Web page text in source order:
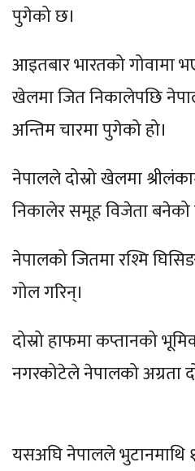
पुगेको छ।
आइतबार भारतको गोवामा
खेलमा जित निकालेपछि
अन्तिम चारमा पुगेको हो।
नेपालले दोस्रो खेलमा
निकालेर समूह विजेता बनेको
नेपालको जितमा रश्मि
गोल गरिन्।
दोस्रो हाफमा कप्तानको
नगरकोटेले नेपालको अग्रता
यसअघि नेपालले भुटानमाथि